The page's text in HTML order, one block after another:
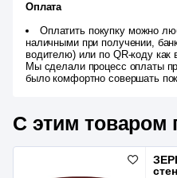
Оплата
Оплатить покупку можно
наличными при получении,
водителю) или по QR-коду как
Мы сделали процесс оплаты
было комфортно совершать
С этим товаром